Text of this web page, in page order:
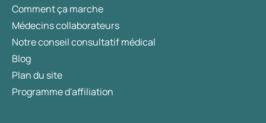
Comment ça marche
Médecins collaborateurs
Notre conseil consultatif médical
Blog
Plan du site
Programme d'affiliation